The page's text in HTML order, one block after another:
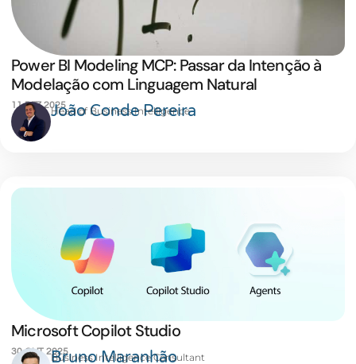
Power BI Modeling MCP: Passar da Intenção à
Modelação com Linguagem Natural
11 DEZ 2025João Conde Pereira
Head of Business Intelligence
Microsoft Copilot Studio
30 OUT 2025Bruno Maranhão
Business Intelligence Consultant